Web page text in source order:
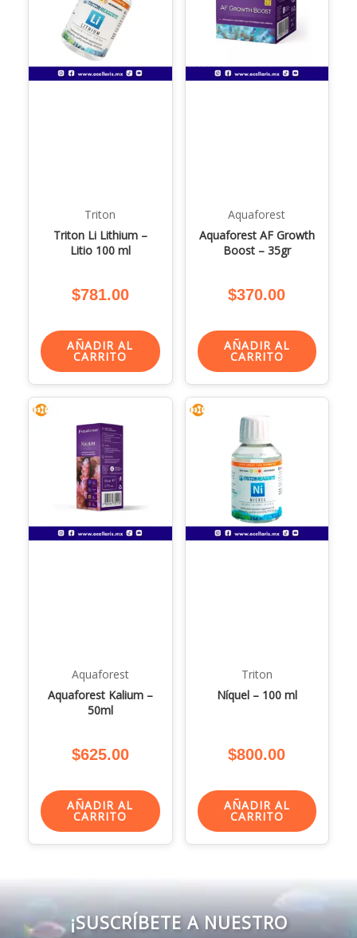
Triton
Triton Li Lithium –
Litio 100 ml
$781.00
AÑADIR AL
CARRITO
Aquaforest
Aquaforest AF Growth
Boost – 35gr
$370.00
AÑADIR AL
CARRITO
Aquaforest
Aquaforest Kalium –
50ml
$625.00
AÑADIR AL
CARRITO
Triton
Níquel – 100 ml
$800.00
AÑADIR AL
CARRITO
¡SUSCRÍBETE A NUESTRO